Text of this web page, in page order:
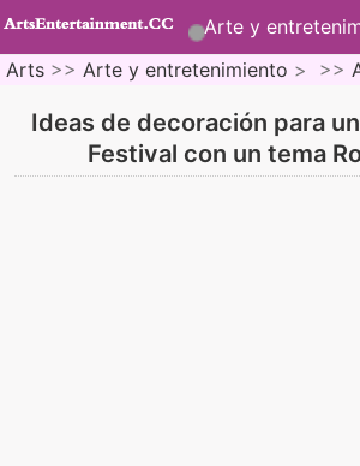
Arte y
Arts >> Arte y entretenimiento > >>
Ideas de decoración para
Festival con un tema